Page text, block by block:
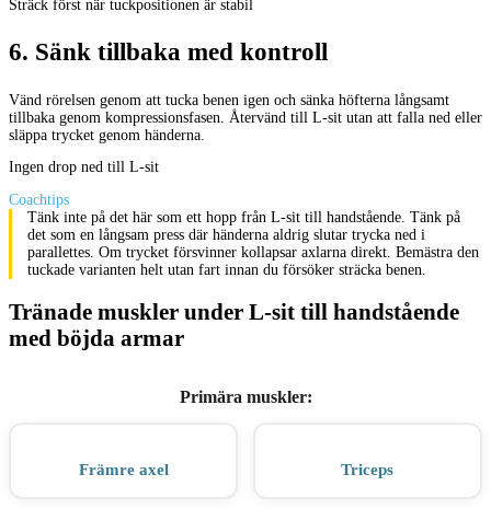
Sträck först när tuckpositionen är stabil
6. Sänk tillbaka med kontroll
Vänd rörelsen genom att tucka benen igen och sänka höfterna långsamt
tillbaka genom kompressionsfasen. Återvänd till L-sit utan att falla ned eller
släppa trycket genom händerna.
Ingen drop ned till L-sit
Coachtips
Tänk inte på det här som ett hopp från L-sit till handstående. Tänk på
det som en långsam press där händerna aldrig slutar trycka ned i
parallettes. Om trycket försvinner kollapsar axlarna direkt. Bemästra den
tuckade varianten helt utan fart innan du försöker sträcka benen.
Tränade muskler under L-sit till handstående
med böjda armar
Primära muskler:
Främre axel Triceps